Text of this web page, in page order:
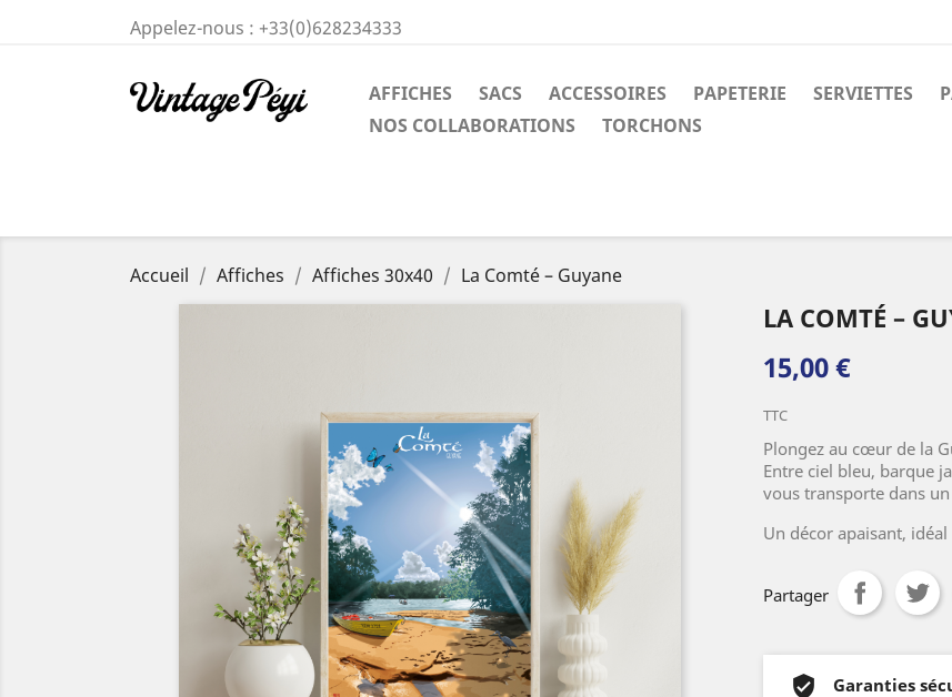
Appelez-nous : +33(0)628234333
AFFICHES SACS ACCESSOIRES PAPETERIE SERVIETTES
NOS COLLABORATIONS
TORCHONS
Accueil Affiches Affiches 30x40 La Comté – Guyane
LA COMTÉ –
15,00 €
TTC
Plongez au cœur de la
Entre ciel bleu, barque
vous transporte dans
Un décor apaisant,
Partager
Garanties